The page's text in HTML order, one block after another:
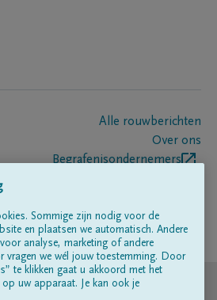
Alle rouwberichten
Over ons
Begrafenisondernemers
© DELA
Sommige zijn nodig voor de
en plaatsen we automatisch. Andere
analyse, marketing of andere
vragen we wél jouw toestemming. Door
te klikken gaat u akkoord met het
uw apparaat. Je kan ook je